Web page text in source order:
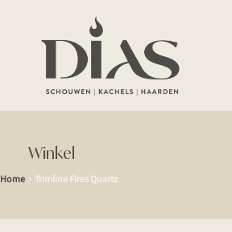
Winkel
Home Trimline Fires Quartz